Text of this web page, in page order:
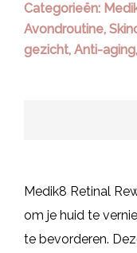
Categorieën:
Avondroutine,
gezicht, Anti-aging,
Medik8 Retinal
om je huid te
te bevorderen.